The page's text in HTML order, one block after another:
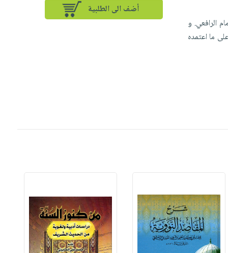
الرافعي. و
ما اعتمده
أضف الى الطلبية